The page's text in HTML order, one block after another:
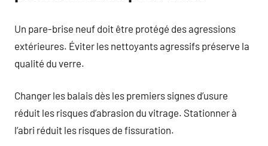
Un pare-brise neuf doit être protégé des agressions
extérieures. Éviter les nettoyants agressifs préserve la
qualité du verre.
Changer les balais dès les premiers signes d’usure
réduit les risques d’abrasion du vitrage. Stationner à
l’abri réduit les risques de fissuration.